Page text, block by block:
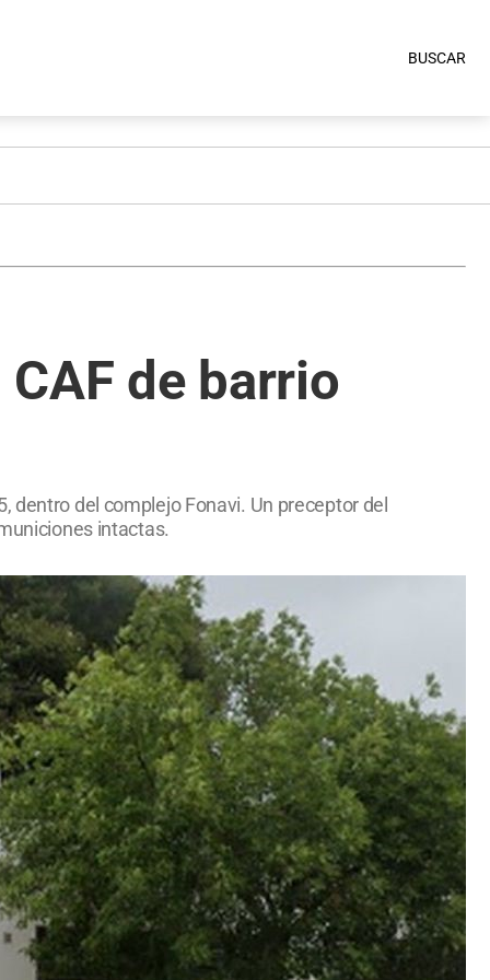
BUSCAR
de barrio
dentro del complejo Fonavi. Un preceptor del
intactas.